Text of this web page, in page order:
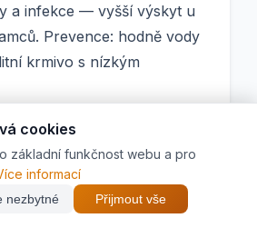
a infekce — vyšší výskyt u
Prevence: hodně vody
krmivo s nízkým
péčí20+ let
mezi dlouhověká plemena.
cookies
základní funkčnost webu a pro
informací
nezbytné Přijmout vše